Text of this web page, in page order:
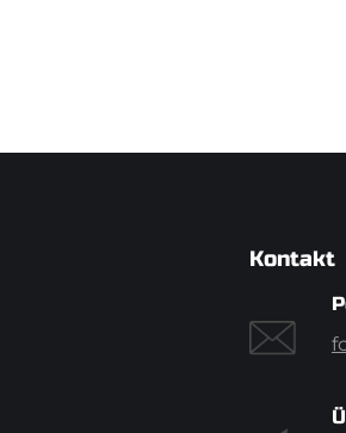
Kontakt